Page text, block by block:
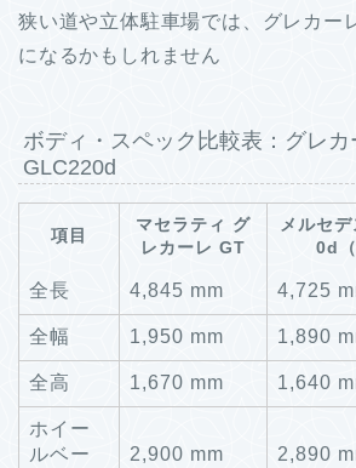
狭い道や立体駐車場では、グレカー
になるかもしれません
ボディ・スペック比較表：グレカ
GLC220d
項目
マセラティ グ
レカーレ GT
メルセ
0d
全長 4,845 mm 4,725
全幅 1,950 mm 1,890
全高 1,670 mm 1,640
ホイー
ルベー
2,900 mm 2,890